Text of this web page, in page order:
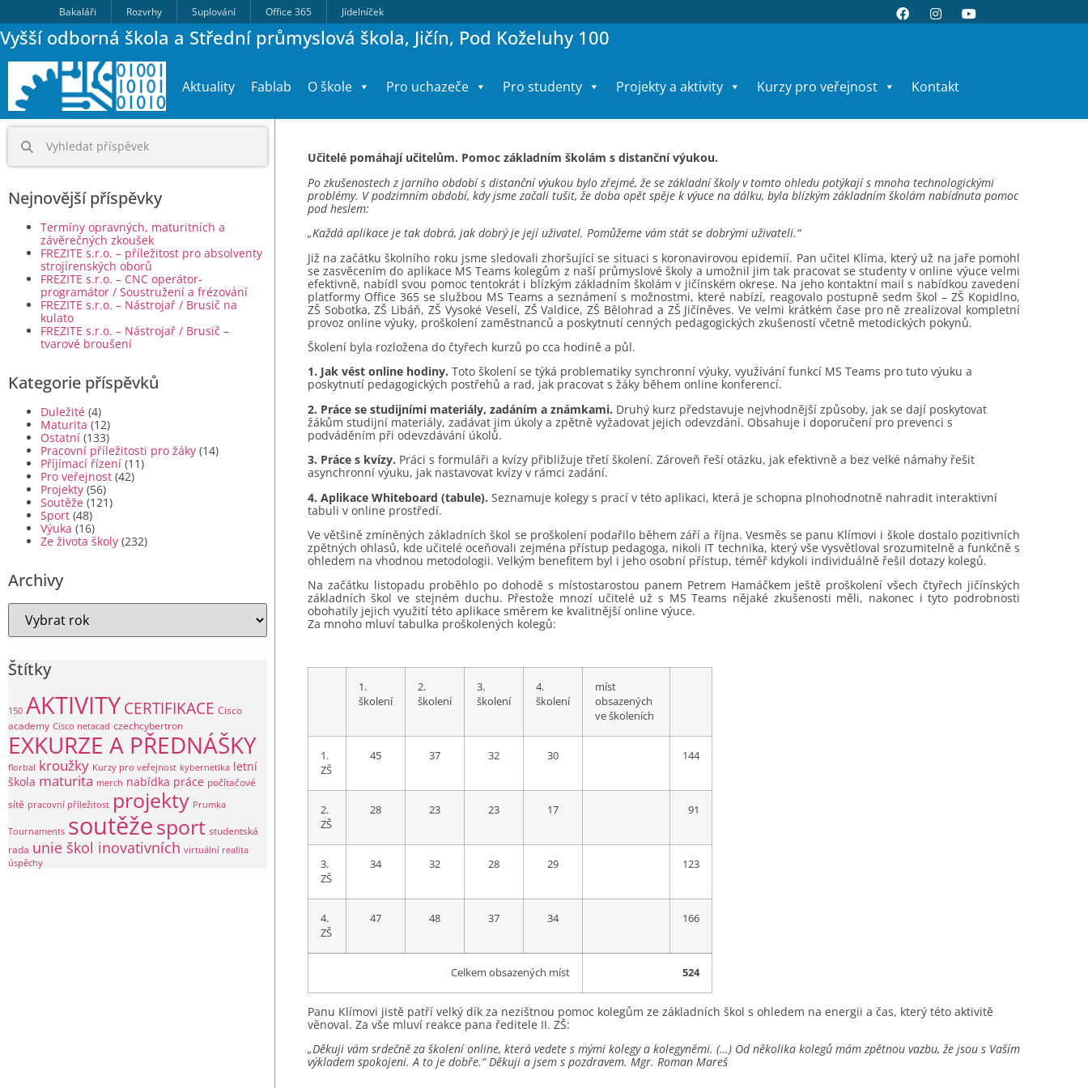
Bakaláři Rozvrhy Suplování Office 365 Jídelníček
Vyšší odborná škola a Střední průmyslová škola, Jičín, Pod Koželuhy 100
Aktuality Fablab O škole Pro uchazeče Pro studenty Projekty a aktivity Kurzy pro veřejnost Kontakt
Nejnovější příspěvky
Termíny opravných, maturitních a
závěrečných zkoušek
FREZITE s.r.o. – příležitost pro absolventy
strojírenských oborů
FREZITE s.r.o. – CNC operátor-
programátor / Soustružení a frézování
FREZITE s.r.o. – Nástrojař / Brusič na
kulato
FREZITE s.r.o. – Nástrojař / Brusič –
tvarové broušení
Kategorie příspěvků
Duležité (4)
Maturita (12)
Ostatní (133)
Pracovní příležitosti pro žáky (14)
Příjímací řízení (11)
Pro veřejnost (42)
Projekty (56)
Soutěže (121)
Sport (48)
Výuka (16)
Ze života školy (232)
Archivy
Štítky
150 AKTIVITYCERTIFIKACE Cisco
academy Cisco netacad czechcybertron
EXKURZE A PŘEDNÁŠKY
florbal kroužky Kurzy pro veřejnost kybernetika letní
škola maturita merch nabídka práce počítačové
sítě pracovní příležitost projekty Prumka
Tournaments soutěžesport studentská
rada unie škol inovativních virtuální realita
úspěchy
Učitelé pomáhají učitelům. Pomoc základním školám s distanční výukou.
Po zkušenostech z jarního období s distanční výukou bylo zřejmé, že se základní školy v tomto ohledu potýkají s mnoha technologickými
problémy. V podzimním období, kdy jsme začali tušit, že doba opět spěje k výuce na dálku, byla blízkým základním školám nabídnuta pomoc
pod heslem:
„Každá aplikace je tak dobrá, jak dobrý je její uživatel. Pomůžeme vám stát se dobrými uživateli.“
Již na začátku školního roku jsme sledovali zhoršující se situaci s koronavirovou epidemií. Pan učitel Klíma, který už na jaře pomohl
se zasvěcením do aplikace MS Teams kolegům z naší průmyslové školy a umožnil jim tak pracovat se studenty v online výuce velmi
efektivně, nabídl svou pomoc tentokrát i blízkým základním školám v jičínském okrese. Na jeho kontaktní mail s nabídkou zavedení
platformy Office 365 se službou MS Teams a seznámení s možnostmi, které nabízí, reagovalo postupně sedm škol – ZŠ Kopidlno,
ZŠ Sobotka, ZŠ Libáň, ZŠ Vysoké Veselí, ZŠ Valdice, ZŠ Bělohrad a ZŠ Jičíněves. Ve velmi krátkém čase pro ně zrealizoval kompletní
provoz online výuky, proškolení zaměstnanců a poskytnutí cenných pedagogických zkušeností včetně metodických pokynů.
Školení byla rozložena do čtyřech kurzů po cca hodině a půl.
1. Jak vést online hodiny. Toto školení se týká problematiky synchronní výuky, využívání funkcí MS Teams pro tuto výuku a
poskytnutí pedagogických postřehů a rad, jak pracovat s žáky během online konferencí.
2. Práce se studijními materiály, zadáním a známkami. Druhý kurz představuje nejvhodnější způsoby, jak se dají poskytovat
žákům studijní materiály, zadávat jim úkoly a zpětně vyžadovat jejich odevzdání. Obsahuje i doporučení pro prevenci s
podváděním při odevzdávání úkolů.
3. Práce s kvízy. Práci s formuláři a kvízy přibližuje třetí školení. Zároveň řeší otázku, jak efektivně a bez velké námahy řešit
asynchronní výuku, jak nastavovat kvízy v rámci zadání.
4. Aplikace Whiteboard (tabule). Seznamuje kolegy s prací v této aplikaci, která je schopna plnohodnotně nahradit interaktivní
tabuli v online prostředí.
Ve většině zmíněných základních škol se proškolení podařilo během září a října. Vesměs se panu Klímovi i škole dostalo pozitivních
zpětných ohlasů, kde učitelé oceňovali zejména přístup pedagoga, nikoli IT technika, který vše vysvětloval srozumitelně a funkčně s
ohledem na vhodnou metodologii. Velkým benefitem byl i jeho osobní přístup, téměř kdykoli individuálně řešil dotazy kolegů.
Na začátku listopadu proběhlo po dohodě s místostarostou panem Petrem Hamáčkem ještě proškolení všech čtyřech jičínských
základních škol ve stejném duchu. Přestože mnozí učitelé už s MS Teams nějaké zkušenosti měli, nakonec i tyto podrobnosti
obohatily jejich využití této aplikace směrem ke kvalitnější online výuce.
Za mnoho mluví tabulka proškolených kolegů:
1.
školení
2.
školení
3.
školení
4.
školení
míst
obsazených
ve školeních
1.
ZŠ
45 37 32 30 144
2.
ZŠ
28 23 23 17 91
3.
ZŠ
34 32 28 29 123
4.
ZŠ
47 48 37 34 166
Celkem obsazených míst 524
Panu Klímovi jistě patří velký dík za nezištnou pomoc kolegům ze základních škol s ohledem na energii a čas, který této aktivitě
věnoval. Za vše mluví reakce pana ředitele II. ZŠ:
„Děkuji vám srdečně za školení online, která vedete s mými kolegy a kolegyněmi. (…) Od několika kolegů mám zpětnou vazbu, že jsou s Vaším
výkladem spokojeni. A to je dobře.“ Děkuji a jsem s pozdravem. Mgr. Roman Mareš